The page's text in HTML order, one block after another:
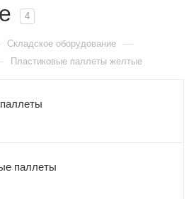
4
Складское оборудование —
Пластиковые паллеты желтые
паллеты